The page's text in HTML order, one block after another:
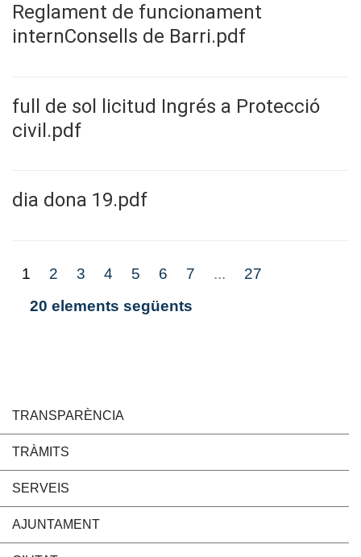
Reglament de funcionament
internConsells de Barri.pdf
full de sol licitud Ingrés a Protecció
civil.pdf
dia dona 19.pdf
1 2 3 4 5 6 7 ...
27
20 elements següents
TRANSPARÈNCIA
TRÀMITS
SERVEIS
AJUNTAMENT